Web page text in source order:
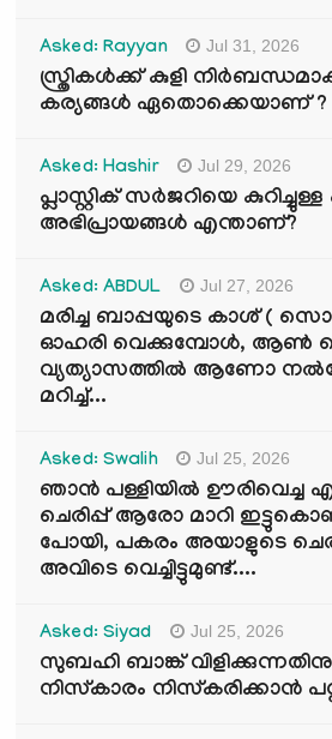
Asked: Rayyan Jul 31, 2026
സ്ത്രികൾക്ക് കുളി
കര്യങ്ങൾ ഏതൊക്കെയാണ് ?
Asked: Hashir Jul 29, 2026
പ്ലാസ്റ്റിക് സർജറിയെ
അഭിപ്രായങ്ങൾ എന്താണ്?
Asked: ABDUL Jul 27, 2026
മരിച്ച ബാപ്പയുടെ കാശ് (
ഓഹരി വെക്കുമ്പോൾ, ആണ്‍
വ്യത്യാസത്തില്‍ ആണോ
മറിച്ച്...
Asked: Swalih Jul 25, 2026
ഞാൻ പള്ളിയിൽ ഊരിവെച്ച
ചെരിപ്പ് ആരോ മാറി
പോയി, പകരം അയാളുടെ
അവിടെ വെച്ചിട്ടുമുണ്ട്....
Asked: Siyad Jul 25, 2026
സുബഹി ബാങ്ക്
നിസ്കാരം നിസ്കരിക്കാൻ